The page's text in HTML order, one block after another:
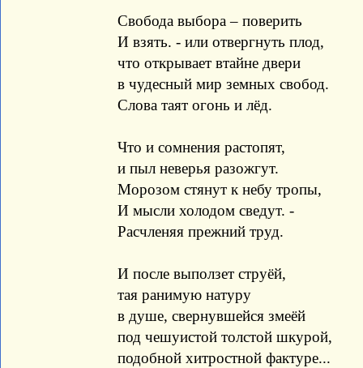
Свобода выбора – поверить
И взять. - или отвергнуть плод,
что открывает втайне двери
в чудесный мир земных свобод.
Слова таят огонь и лёд.
Что и сомнения растопят,
и пыл неверья разожгут.
Морозом стянут к небу тропы,
И мысли холодом сведут. -
Расчленяя прежний труд.
И после выползет струёй,
тая ранимую натуру
в душе, свернувшейся змеёй
под чешуистой толстой шкурой,
подобной хитростной фактуре...